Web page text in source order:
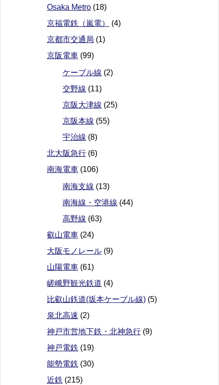
Osaka Metro (18)
京福電鉄（嵐電）
(4)
京都市交通局 (1)
京阪電車 (99)
ケーブル線 (2)
交野線 (11)
京阪大津線 (25)
京阪本線 (55)
宇治線 (8)
北大阪急行 (6)
南海電車 (106)
南海支線 (13)
南海線・空港線 (44)
高野線 (63)
叡山電車 (24)
大阪モノレール (9)
山陽電車 (61)
嵯峨野観光鉄道 (4)
比叡山鉄道(坂本ケーブル線) (5)
泉北高速 (2)
神戸市営地下鉄・北神急行 (9)
神戸電鉄 (19)
能勢電鉄 (30)
近鉄 (215)